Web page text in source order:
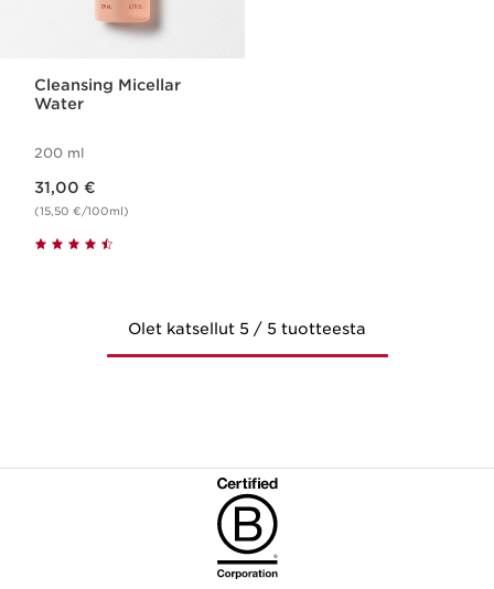
Cleansing Micellar
Water
200 ml
31,00 €
(15,50 €/100ml)
Olet katsellut 5 / 5 tuotteesta